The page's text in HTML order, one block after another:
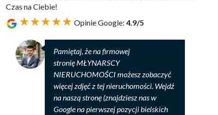
Czas na Ciebie!
★★★★★ Opinie Google: 4.9/5
Pamiętaj, że na firmowej
stronię MŁYNARSCY
NIERUCHOMOŚCI możesz zobaczyć
więcej zdjęć z tej nieruchomości. Wejdź
na naszą stronę (znajdziesz nas w
Google na pierwszej pozycji bielskich